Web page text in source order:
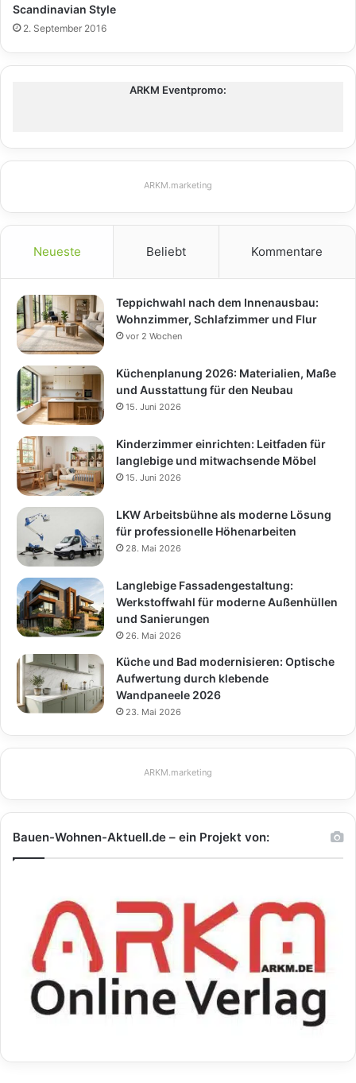
Scandinavian Style
2. September 2016
ARKM Eventpromo:
ARKM.marketing
Neueste Beliebt Kommentare
Teppichwahl nach dem Innenausbau:
Wohnzimmer, Schlafzimmer und Flur
vor 2 Wochen
Küchenplanung 2026: Materialien, Maße
und Ausstattung für den Neubau
15. Juni 2026
Kinderzimmer einrichten: Leitfaden für
langlebige und mitwachsende Möbel
15. Juni 2026
LKW Arbeitsbühne als moderne Lösung
für professionelle Höhenarbeiten
28. Mai 2026
Langlebige Fassadengestaltung:
Werkstoffwahl für moderne Außenhüllen
und Sanierungen
26. Mai 2026
Küche und Bad modernisieren: Optische
Aufwertung durch klebende
Wandpaneele 2026
23. Mai 2026
ARKM.marketing
Bauen-Wohnen-Aktuell.de – ein Projekt von: